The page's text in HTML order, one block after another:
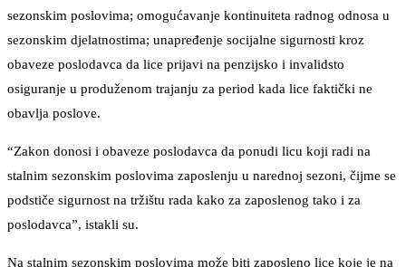
sezonskim poslovima; omogućavanje kontinuiteta radnog odnosa u
sezonskim djelatnostima; unapređenje socijalne sigurnosti kroz
obaveze poslodavca da lice prijavi na penzijsko i invalidsto
osiguranje u produženom trajanju za period kada lice faktički ne
obavlja poslove.
“Zakon donosi i obaveze poslodavca da ponudi licu koji radi na
stalnim sezonskim poslovima zaposlenju u narednoj sezoni, čijme se
podstiče sigurnost na tržištu rada kako za zaposlenog tako i za
poslodavca”, istakli su.
Na stalnim sezonskim poslovima može biti zaposleno lice koje je na